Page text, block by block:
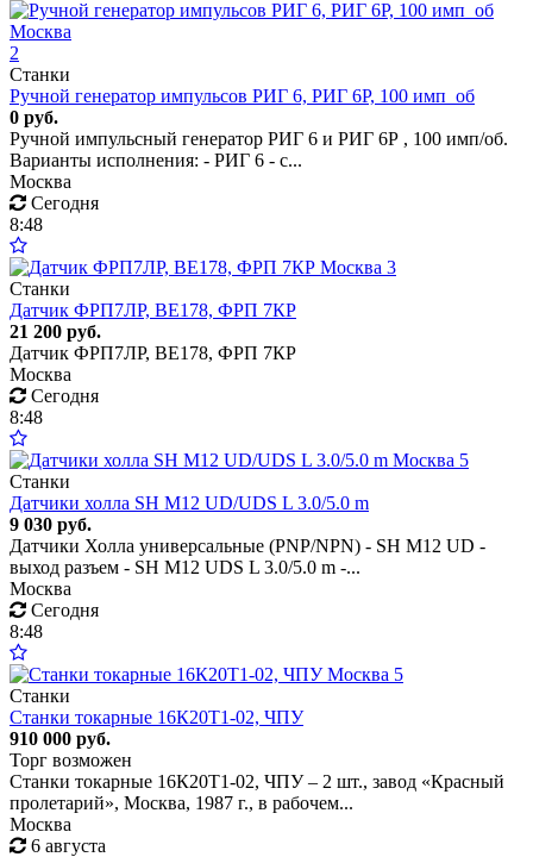
2
Станки
Ручной генератор импульсов РИГ 6, РИГ 6Р, 100 имп_об
0 руб.
Ручной импульсный генератор РИГ 6 и РИГ 6Р , 100 имп/об.
Варианты исполнения: - РИГ 6 - с...
Москва
Сегодня
8:48
3
Станки
Датчик ФРП7ЛР, ВЕ178, ФРП 7КР
21 200 руб.
Датчик ФРП7ЛР, ВЕ178, ФРП 7КР
Москва
Сегодня
8:48
5
Станки
Датчики холла SH M12 UD/UDS L 3.0/5.0 m
9 030 руб.
Датчики Холла универсальные (PNP/NPN) - SH M12 UD -
выход разъем - SH M12 UDS L 3.0/5.0 m -...
Москва
Сегодня
8:48
5
Станки
Станки токарные 16К20Т1-02, ЧПУ
910 000 руб.
Торг возможен
Станки токарные 16К20Т1-02, ЧПУ – 2 шт., завод «Красный
пролетарий», Москва, 1987 г., в рабочем...
Москва
6 августа